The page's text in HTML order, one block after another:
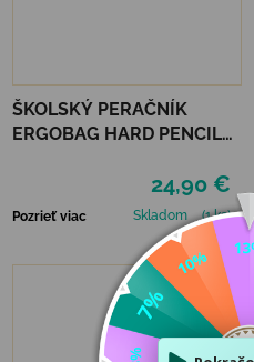
ŠKOLSKÝ PERAČNÍK
ERGOBAG HARD PENCIL
24,90 €
Pozrieť viac Skladom (1 ks)